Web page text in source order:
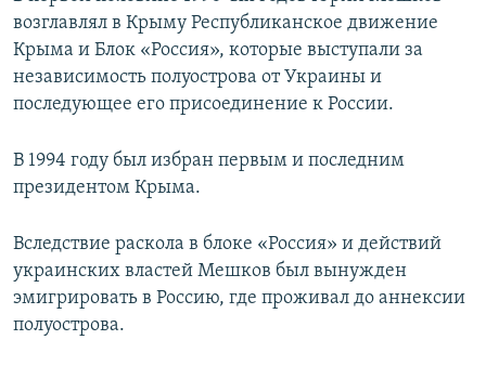
возглавлял в Крыму Республиканское движение
Крыма и Блок «Россия», которые выступали за
независимость полуострова от Украины и
последующее его присоединение к России.
В 1994 году был избран первым и последним
президентом Крыма.
Вследствие раскола в блоке «Россия» и действий
украинских властей Мешков был вынужден
эмигрировать в Россию, где проживал до аннексии
полуострова.